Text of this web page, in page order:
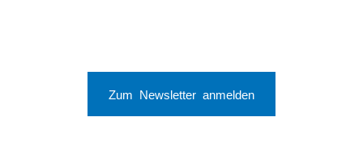
Zum Newsletter anmelden